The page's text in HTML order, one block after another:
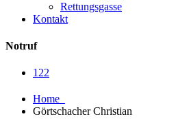
Rettungsgasse
Kontakt
Notruf
122
Home
Görtschacher Christian